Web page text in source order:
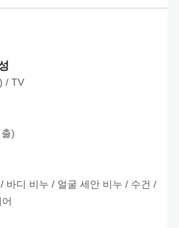
/ TV
)
/ 바디 비누 / 얼굴 세안 비누 / 수건